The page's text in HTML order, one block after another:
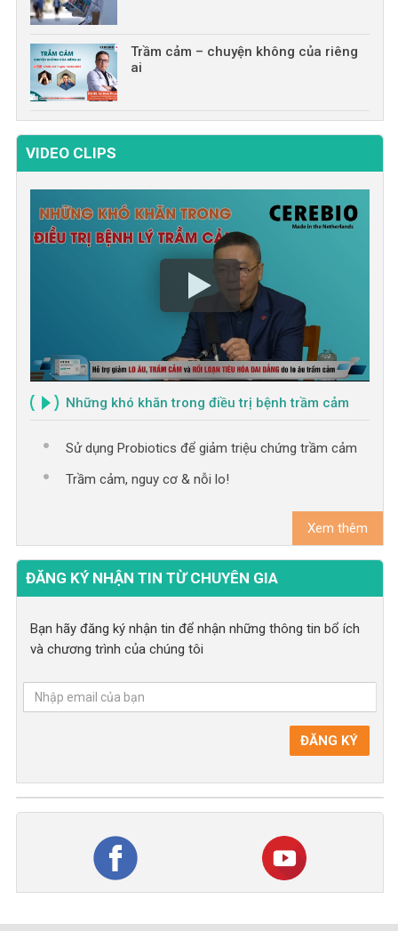
Trầm cảm – chuyện không của riêng
ai
VIDEO CLIPS
Những khó khăn trong điều trị bệnh trầm cảm
Sử dụng Probiotics để giảm triệu chứng trầm cảm
Trầm cảm, nguy cơ & nỗi lo!
Xem thêm
ĐĂNG KÝ NHẬN TIN TỪ CHUYÊN GIA
Bạn hãy đăng ký nhận tin để nhận những thông tin bổ ích
và chương trình của chúng tôi